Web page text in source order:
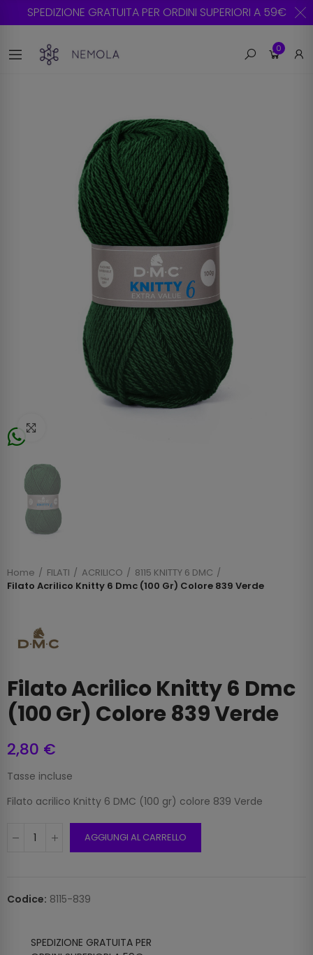
SPEDIZIONE GRATUITA PER ORDINI SUPERIORI A 59€
0
Home FILATI ACRILICO
8115 KNITTY 6 DMC
Filato Acrilico Knitty 6 Dmc (100 Gr) Colore 839 Verde
Filato Acrilico Knitty 6 Dmc
(100 Gr) Colore 839 Verde
2,80 €
Tasse incluse
Filato acrilico Knitty 6 DMC (100 gr) colore 839 Verde
AGGIUNGI AL CARRELLO
Codice: 8115-839
SPEDIZIONE GRATUITA PER